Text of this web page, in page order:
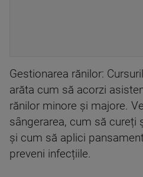
Gestionarea rănilor:
arăta cum să acorzi
rănilor minore și majore.
sângerarea, cum să cureți
și cum să aplici
preveni infecțiile.